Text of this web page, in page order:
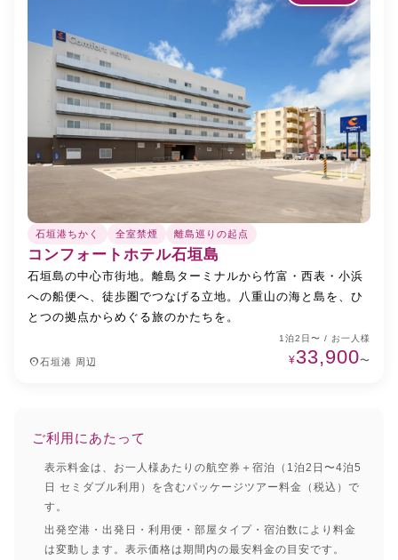
石垣港ちかく 全室禁煙 離島巡りの起点
コンフォートホテル石垣島
石垣島の中心市街地。離島ターミナルから竹富・西表・小浜
への船便へ、徒歩圏でつなげる立地。八重山の海と島を、ひ
とつの拠点からめぐる旅のかたちを。
place石垣港 周辺
1泊2日〜 / お一人様
¥33,900〜
ご利用にあたって
表示料金は、お一人様あたりの航空券＋宿泊（1泊2日〜4泊5
日 セミダブル利用）を含むパッケージツアー料金（税込）で
す。
出発空港・出発日・利用便・部屋タイプ・宿泊数により料金
は変動します。表示価格は期間内の最安料金の目安です。